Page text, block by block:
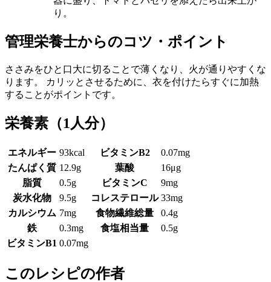
り。
管理栄養士からのコツ・ポイント
ささみをひと口大に切ることで薄くなり、火が通りやすくな
ります。 カリッとさせるために、衣を付けたらすぐに加熱
することがポイントです。
栄養素 （1人分）
エネルギー 93kcal ビタミンB2
0.07mg
たんぱく質 12.9g 葉酸
16μg
脂質
0.5g ビタミンC
9mg
炭水化物
9.5g コレステロール 33mg
カルシウム 7mg 食物繊維総量
0.4g
鉄
0.3mg 食塩相当量
0.5g
ビタミンB1 0.07mg
このレシピの作者